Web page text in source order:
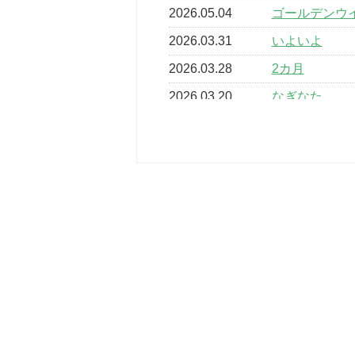
2026.05.04 ゴールデンウ
2026.03.31 いよいよ
2026.03.28 2カ月
2026.03.20 なぎなた